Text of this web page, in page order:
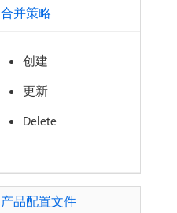
合并策略
创建
更新
Delete
产品配置文件